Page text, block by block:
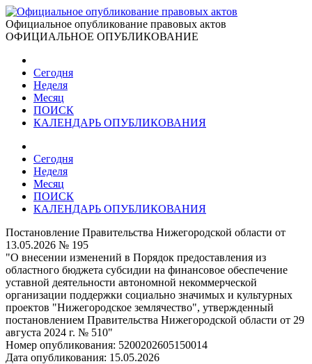
Официальное опубликование правовых актов
ОФИЦИАЛЬНОЕ ОПУБЛИКОВАНИЕ
Сегодня
Неделя
Месяц
ПОИСК
КАЛЕНДАРЬ ОПУБЛИКОВАНИЯ
Сегодня
Неделя
Месяц
ПОИСК
КАЛЕНДАРЬ ОПУБЛИКОВАНИЯ
Постановление Правительства Нижегородской области от
13.05.2026 № 195
"О внесении изменений в Порядок предоставления из
областного бюджета субсидии на финансовое обеспечение
уставной деятельности автономной некоммерческой
организации поддержки социально значимых и культурных
проектов "Нижегородское землячество", утвержденный
постановлением Правительства Нижегородской области от 29
августа 2024 г. № 510"
Номер опубликования: 5200202605150014
Дата опубликования: 15.05.2026